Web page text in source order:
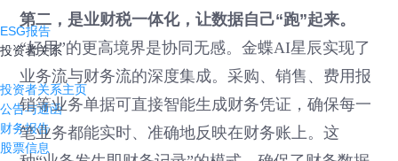
ESG报告
投资者关系
投资者关系主页
公告与通函
财务报告
股票信息
第二，是业财税一体化，让数据自己“跑”起来。
“好用”的更高境界是协同无感。金蝶AI星辰实现了
业务流与财务流的深度集成。采购、销售、费用报
销等业务单据可直接智能生成财务凭证，确保每一
笔业务都能实时、准确地反映在财务账上。这